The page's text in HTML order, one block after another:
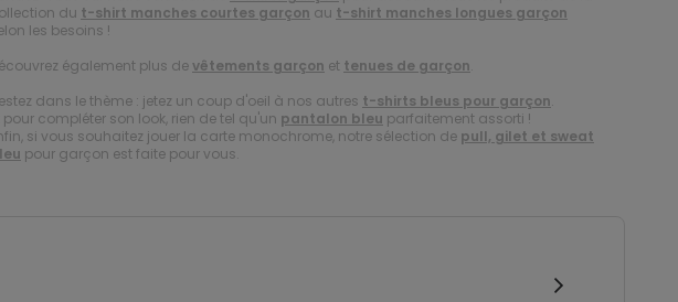
du t-shirt manches courtes garçon au t-shirt manches longues garçon
les besoins !
également plus devêtements garçon et tenues de garçon.
dans le thème : jetez un coup d'oeil à nos autres t-shirts bleus pour garçon.
pour compléter son look, rien de tel qu'un pantalon bleu parfaitement assorti !
si vous souhaitez jouer la carte monochrome, notre sélection de pull, gilet et sweat
pour garçon est faite pour vous.